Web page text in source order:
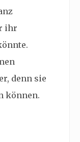
ihr
denn sie
können.